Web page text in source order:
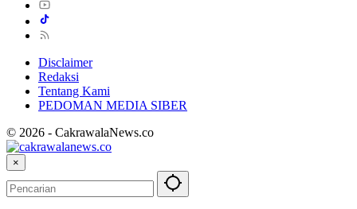
Disclaimer
Redaksi
Tentang Kami
PEDOMAN MEDIA SIBER
© 2026 - CakrawalaNews.co
×